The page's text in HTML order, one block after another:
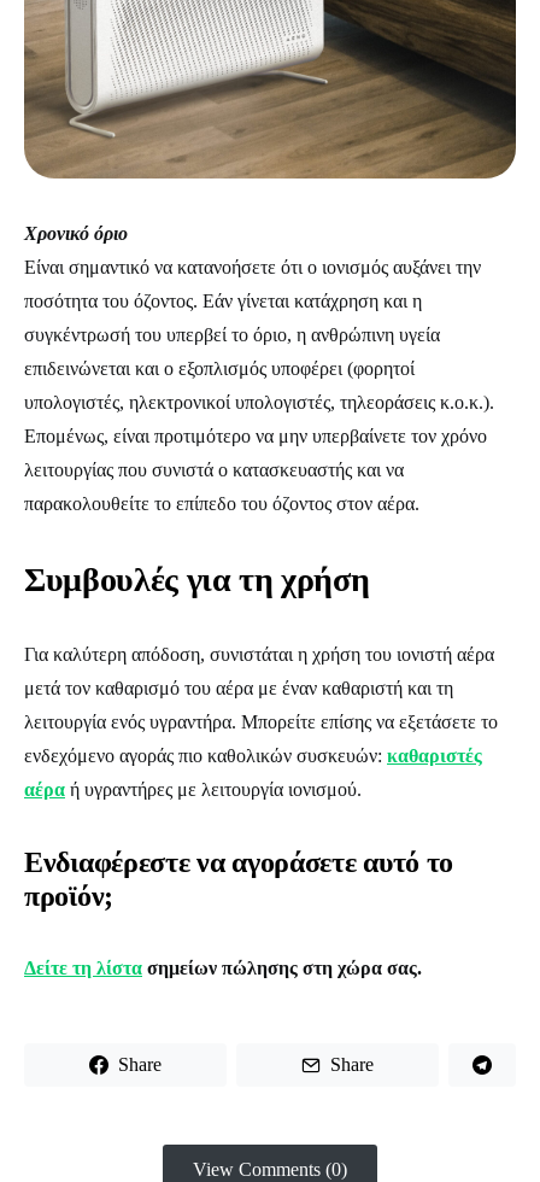
Χρονικό όριο
Είναι σημαντικό να κατανοήσετε ότι ο ιονισμός αυξάνει την
ποσότητα του όζοντος. Εάν γίνεται κατάχρηση και η
συγκέντρωσή του υπερβεί το όριο, η ανθρώπινη υγεία
επιδεινώνεται και ο εξοπλισμός υποφέρει (φορητοί
υπολογιστές, ηλεκτρονικοί υπολογιστές, τηλεοράσεις κ.ο.κ.).
Επομένως, είναι προτιμότερο να μην υπερβαίνετε τον χρόνο
λειτουργίας που συνιστά ο κατασκευαστής και να
παρακολουθείτε το επίπεδο του όζοντος στον αέρα.
Συμβουλές για τη χρήση
Για καλύτερη απόδοση, συνιστάται η χρήση του ιονιστή αέρα
μετά τον καθαρισμό του αέρα με έναν καθαριστή και τη
λειτουργία ενός υγραντήρα. Μπορείτε επίσης να εξετάσετε το
ενδεχόμενο αγοράς πιο καθολικών συσκευών: καθαριστές
αέρα ή υγραντήρες με λειτουργία ιονισμού.
Ενδιαφέρεστε να αγοράσετε αυτό το
προϊόν;
Δείτε τη λίστα σημείων πώλησης στη χώρα σας.
Share Share
View Comments (0)